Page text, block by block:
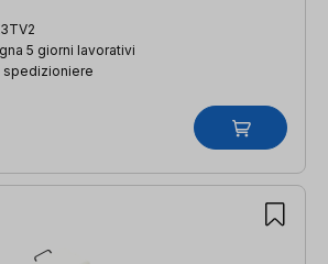
5 giorni lavorativi